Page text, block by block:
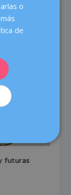
futuras
o
de